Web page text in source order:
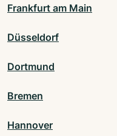
Frankfurt am Main
Düsseldorf
Dortmund
Bremen
Hannover